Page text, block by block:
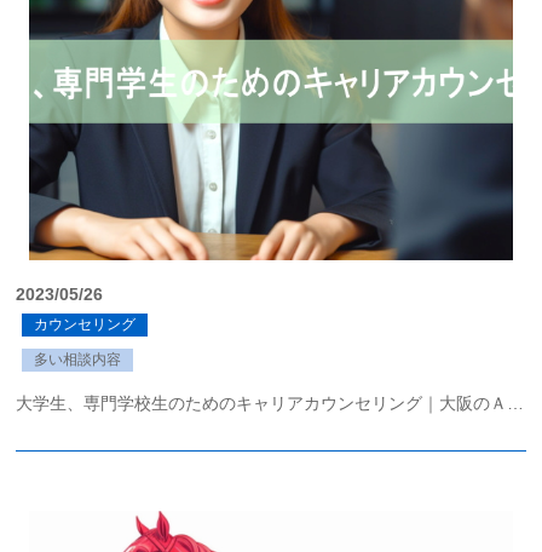
2023/05/26
カウンセリング
多い相談内容